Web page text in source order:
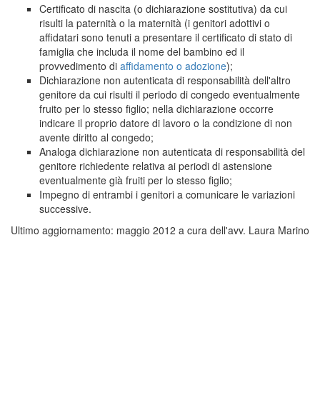
Certificato di nascita (o dichiarazione sostitutiva) da cui
risulti la paternità o la maternità (i genitori adottivi o
affidatari sono tenuti a presentare il certificato di stato di
famiglia che includa il nome del bambino ed il
provvedimento di affidamento o adozione);
Dichiarazione non autenticata di responsabilità dell'altro
genitore da cui risulti il periodo di congedo eventualmente
fruito per lo stesso figlio; nella dichiarazione occorre
indicare il proprio datore di lavoro o la condizione di non
avente diritto al congedo;
Analoga dichiarazione non autenticata di responsabilità del
genitore richiedente relativa ai periodi di astensione
eventualmente già fruiti per lo stesso figlio;
Impegno di entrambi i genitori a comunicare le variazioni
successive.
Ultimo aggiornamento: maggio 2012 a cura dell'avv. Laura Marino